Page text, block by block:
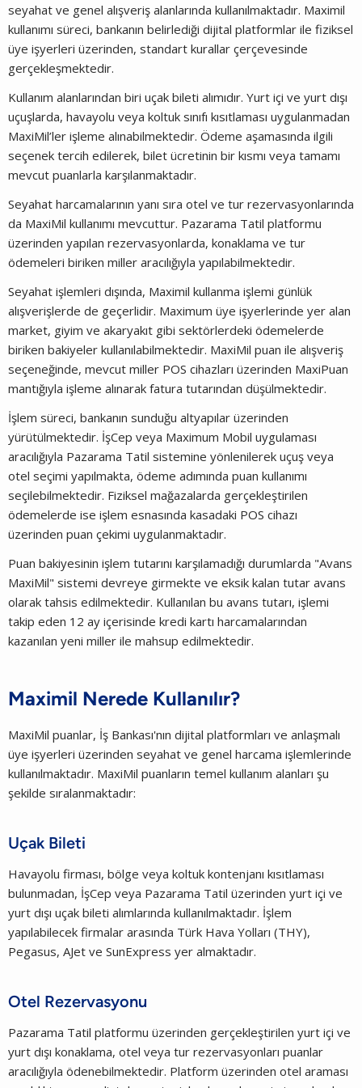
seyahat ve genel alışveriş alanlarında kullanılmaktadır. Maximil
kullanımı süreci, bankanın belirlediği dijital platformlar ile fiziksel
üye işyerleri üzerinden, standart kurallar çerçevesinde
gerçekleşmektedir.
Kullanım alanlarından biri uçak bileti alımıdır. Yurt içi ve yurt dışı
uçuşlarda, havayolu veya koltuk sınıfı kısıtlaması uygulanmadan
MaxiMil’ler işleme alınabilmektedir. Ödeme aşamasında ilgili
seçenek tercih edilerek, bilet ücretinin bir kısmı veya tamamı
mevcut puanlarla karşılanmaktadır.
Seyahat harcamalarının yanı sıra otel ve tur rezervasyonlarında
da MaxiMil kullanımı mevcuttur. Pazarama Tatil platformu
üzerinden yapılan rezervasyonlarda, konaklama ve tur
ödemeleri biriken miller aracılığıyla yapılabilmektedir.
Seyahat işlemleri dışında, Maximil kullanma işlemi günlük
alışverişlerde de geçerlidir. Maximum üye işyerlerinde yer alan
market, giyim ve akaryakıt gibi sektörlerdeki ödemelerde
biriken bakiyeler kullanılabilmektedir. MaxiMil puan ile alışveriş
seçeneğinde, mevcut miller POS cihazları üzerinden MaxiPuan
mantığıyla işleme alınarak fatura tutarından düşülmektedir.
İşlem süreci, bankanın sunduğu altyapılar üzerinden
yürütülmektedir. İşCep veya Maximum Mobil uygulaması
aracılığıyla Pazarama Tatil sistemine yönlenilerek uçuş veya
otel seçimi yapılmakta, ödeme adımında puan kullanımı
seçilebilmektedir. Fiziksel mağazalarda gerçekleştirilen
ödemelerde ise işlem esnasında kasadaki POS cihazı
üzerinden puan çekimi uygulanmaktadır.
Puan bakiyesinin işlem tutarını karşılamadığı durumlarda "Avans
MaxiMil" sistemi devreye girmekte ve eksik kalan tutar avans
olarak tahsis edilmektedir. Kullanılan bu avans tutarı, işlemi
takip eden 12 ay içerisinde kredi kartı harcamalarından
kazanılan yeni miller ile mahsup edilmektedir.
Maximil Nerede Kullanılır?
MaxiMil puanlar, İş Bankası'nın dijital platformları ve anlaşmalı
üye işyerleri üzerinden seyahat ve genel harcama işlemlerinde
kullanılmaktadır. MaxiMil puanların temel kullanım alanları şu
şekilde sıralanmaktadır:
Uçak Bileti
Havayolu firması, bölge veya koltuk kontenjanı kısıtlaması
bulunmadan, İşCep veya Pazarama Tatil üzerinden yurt içi ve
yurt dışı uçak bileti alımlarında kullanılmaktadır. İşlem
yapılabilecek firmalar arasında Türk Hava Yolları (THY),
Pegasus, AJet ve SunExpress yer almaktadır.
Otel Rezervasyonu
Pazarama Tatil platformu üzerinden gerçekleştirilen yurt içi ve
yurt dışı konaklama, otel veya tur rezervasyonları puanlar
aracılığıyla ödenebilmektedir. Platform üzerinden otel araması